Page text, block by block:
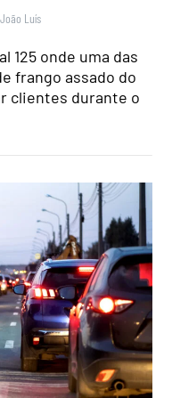
João Luís
125 onde uma das
frango assado do
clientes durante o